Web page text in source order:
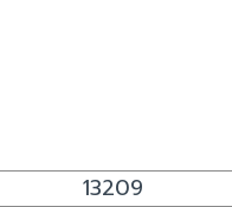
13209